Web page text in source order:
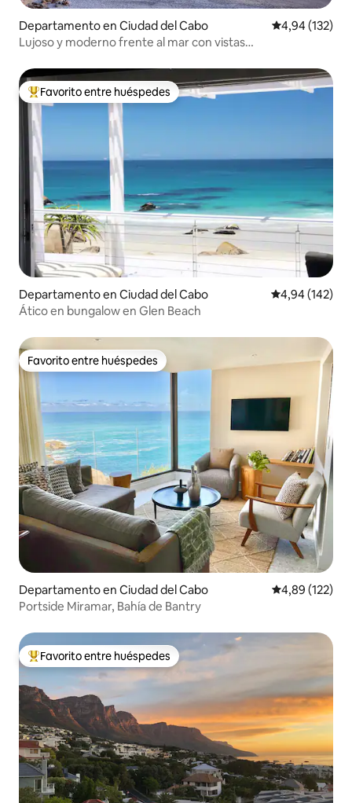
Departamento en Ciudad del Cabo Calificación
4,94 (132)
Lujoso y moderno frente al mar con vistas
Favorito entre los huéspedes más destacados
Favorito entre huéspedes
Departamento en Ciudad del Cabo Calificación
4,94 (142)
Ático en bungalow en Glen Beach
Favorito entre huéspedes
Favorito entre huéspedes
Departamento en Ciudad del Cabo Calificación
4,89 (122)
Portside Miramar, Bahía de Bantry
Favorito entre los huéspedes más destacados
Favorito entre huéspedes